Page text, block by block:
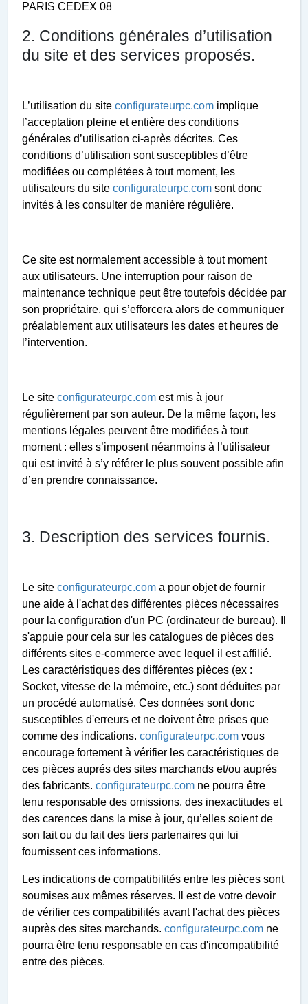
PARIS CEDEX 08
2. Conditions générales d’utilisation
du site et des services proposés.
L’utilisation du site configurateurpc.com implique
l’acceptation pleine et entière des conditions
générales d’utilisation ci-après décrites. Ces
conditions d’utilisation sont susceptibles d’être
modifiées ou complétées à tout moment, les
utilisateurs du site configurateurpc.com sont donc
invités à les consulter de manière régulière.
Ce site est normalement accessible à tout moment
aux utilisateurs. Une interruption pour raison de
maintenance technique peut être toutefois décidée par
son propriétaire, qui s’efforcera alors de communiquer
préalablement aux utilisateurs les dates et heures de
l’intervention.
Le site configurateurpc.com est mis à jour
régulièrement par son auteur. De la même façon, les
mentions légales peuvent être modifiées à tout
moment : elles s’imposent néanmoins à l’utilisateur
qui est invité à s’y référer le plus souvent possible afin
d’en prendre connaissance.
3. Description des services fournis.
Le site configurateurpc.com a pour objet de fournir
une aide à l'achat des différentes pièces nécessaires
pour la configuration d'un PC (ordinateur de bureau). Il
s'appuie pour cela sur les catalogues de pièces des
différents sites e-commerce avec lequel il est affilié.
Les caractéristiques des différentes pièces (ex :
Socket, vitesse de la mémoire, etc.) sont déduites par
un procédé automatisé. Ces données sont donc
susceptibles d'erreurs et ne doivent être prises que
comme des indications. configurateurpc.com vous
encourage fortement à vérifier les caractéristiques de
ces pièces auprés des sites marchands et/ou auprés
des fabricants. configurateurpc.com ne pourra être
tenu responsable des omissions, des inexactitudes et
des carences dans la mise à jour, qu’elles soient de
son fait ou du fait des tiers partenaires qui lui
fournissent ces informations.
Les indications de compatibilités entre les pièces sont
soumises aux mêmes réserves. Il est de votre devoir
de vérifier ces compatibilités avant l'achat des pièces
auprès des sites marchands. configurateurpc.com ne
pourra être tenu responsable en cas d'incompatibilité
entre des pièces.